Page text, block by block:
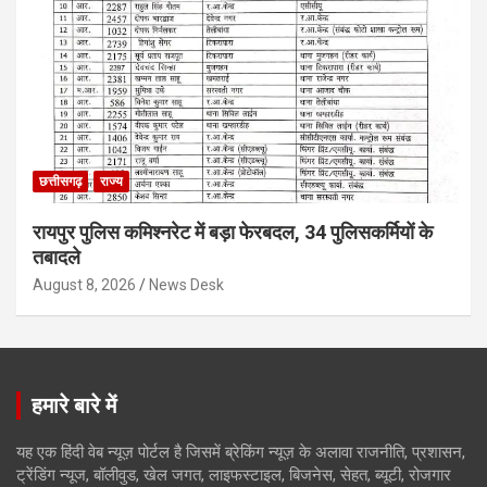
छत्तीसगढ़ राज्य
रायपुर पुलिस कमिश्नरेट में बड़ा फेरबदल, 34 पुलिसकर्मियों के
तबादले
August 8, 2026 News Desk
हमारे बारे में
यह एक हिंदी वेब न्यूज़ पोर्टल है जिसमें ब्रेकिंग न्यूज़ के अलावा राजनीति, प्रशासन,
ट्रेंडिंग न्यूज, बॉलीवुड, खेल जगत, लाइफस्टाइल, बिजनेस, सेहत, ब्यूटी, रोजगार